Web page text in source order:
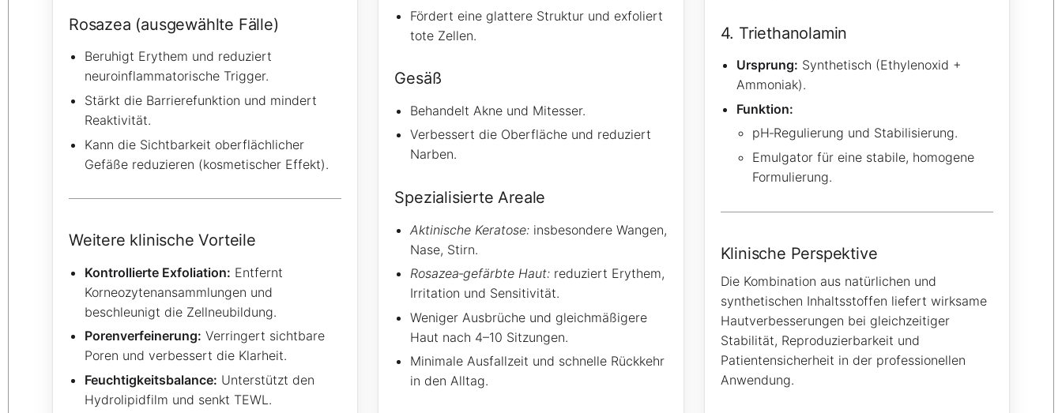
Rosazea (ausgewählte Fälle)
Beruhigt Erythem und reduziert
neuroinflammatorische Trigger.
Stärkt die Barrierefunktion und mindert
Reaktivität.
Kann die Sichtbarkeit oberflächlicher
Gefäße reduzieren (kosmetischer Effekt).
Weitere klinische Vorteile
Kontrollierte Exfoliation: Entfernt
Korneozytenansammlungen und
beschleunigt die Zellneubildung.
Porenverfeinerung: Verringert sichtbare
Poren und verbessert die Klarheit.
Feuchtigkeitsbalance: Unterstützt den
Hydrolipidfilm und senkt TEWL.
Fördert eine glattere Struktur und exfoliert
tote Zellen.
Gesäß
Behandelt Akne und Mitesser.
Verbessert die Oberfläche und reduziert
Narben.
Spezialisierte Areale
Aktinische Keratose: insbesondere Wangen,
Nase, Stirn.
Rosazea‑gefärbte Haut: reduziert Erythem,
Irritation und Sensitivität.
Weniger Ausbrüche und gleichmäßigere
Haut nach 4–10 Sitzungen.
Minimale Ausfallzeit und schnelle Rückkehr
in den Alltag.
4. Triethanolamin
Ursprung: Synthetisch (Ethylenoxid +
Ammoniak).
Funktion:
pH‑Regulierung und Stabilisierung.
Emulgator für eine stabile, homogene
Formulierung.
Klinische Perspektive
Die Kombination aus natürlichen und
synthetischen Inhaltsstoffen liefert wirksame
Hautverbesserungen bei gleichzeitiger
Stabilität, Reproduzierbarkeit und
Patientensicherheit in der professionellen
Anwendung.